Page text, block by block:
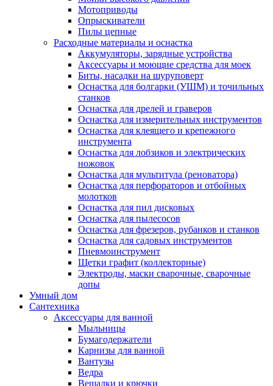
Мотоприводы
Опрыскиватели
Пилы цепные
Расходные материалы и оснастка
Аккумуляторы, зарядные устройства
Аксессуары и моющие средства для моек
Биты, насадки на шуруповерт
Оснастка для болгарки (УШМ) и точильных
станков
Оснастка для дрелей и граверов
Оснастка для измерительных инструментов
Оснастка для клеящего и крепежного
инструмента
Оснастка для лобзиков и электрических
ножовок
Оснастка для мультитула (реноватора)
Оснастка для перфораторов и отбойных
молотков
Оснастка для пил дисковых
Оснастка для пылесосов
Оснастка для фрезеров, рубанков и станков
Оснастка для садовых инструментов
Пневмоинструмент
Щетки графит (коллекторные)
Электроды, маски сварочные, сварочные
допы
Умный дом
Сантехника
Аксессуары для ванной
Мыльницы
Бумагодержатели
Карнизы для ванной
Вантузы
Ведра
Вешалки и крючки